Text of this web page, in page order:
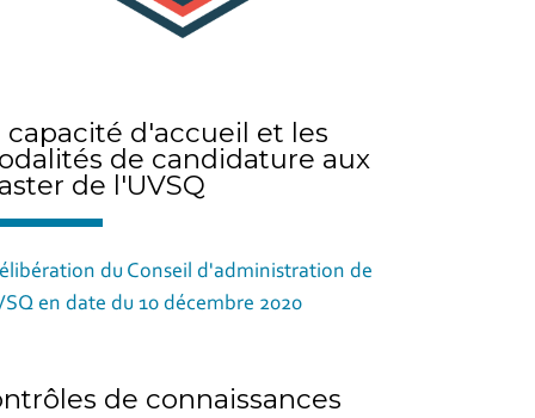
capacité d'accueil et les
de candidature aux
de l'UVSQ
du Conseil d'administration de
en date du 10 décembre 2020
de connaissances